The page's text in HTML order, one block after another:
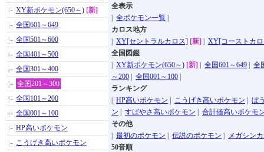
全表示
全ポケモン一覧
カロス地方
XY[セントラルカロス] [新]
XY[コーストカ
全国図鑑
XY新ポケモン(650～) [新] 全国601～649
全
～200
全国001～100
ランキング
HP高いポケモン こうげき高いポケモン
ぼ
ン
すばやさ高いポケモン
合計値高いポケモ
その他
最初のポケモン 伝説のポケモン
メガシン
50音順
XY新ポケモン(650～) [新]
全国601～649
全国501～600
全国401～500
全国301～400
全国201～300
全国101～200
全国001～100
HP高いポケモン
こうげき高いポケモン